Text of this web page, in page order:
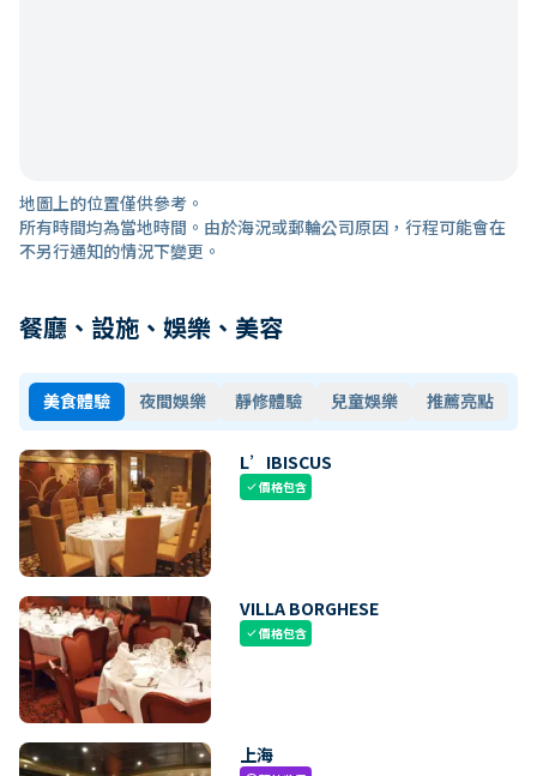
地圖上的位置僅供參考。
所有時間均為當地時間。由於海況或郵輪公司原因，行程可能會在
不另行通知的情況下變更。
餐廳、設施、娛樂、美容
美食體驗 夜間娛樂 靜修體驗 兒童娛樂 推薦亮點
L’IBISCUS
check價格包含
VILLA BORGHESE
check價格包含
上海